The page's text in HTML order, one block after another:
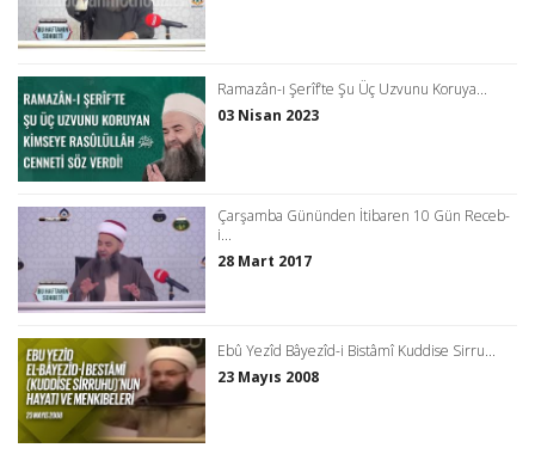
Ramazân-ı Şerîf’te Şu Üç Uzvunu Koruya...
03 Nisan 2023
Çarşamba Gününden İtibaren 10 Gün Receb-
i...
28 Mart 2017
Ebû Yezîd Bâyezîd-i Bistâmî Kuddise Sirru...
23 Mayıs 2008